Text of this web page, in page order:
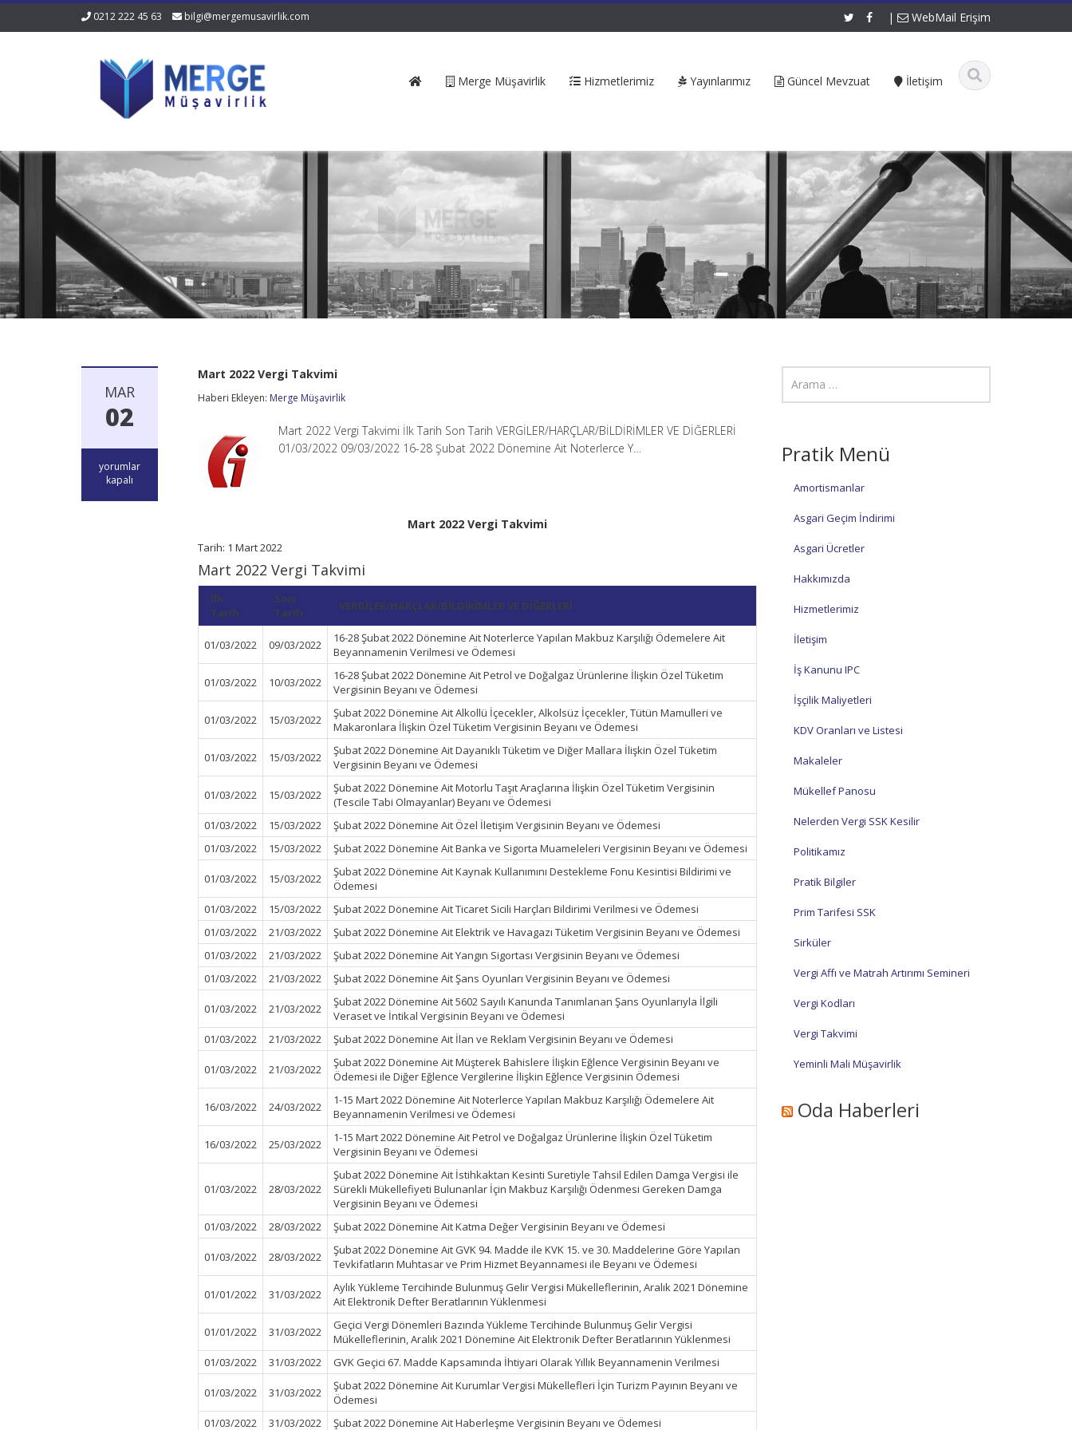
0212 222 45 63 bilgi@mergemusavirlik.com | WebMail Erişim
Merge Müşavirlik Hizmetlerimiz Yayınlarımız Güncel Mevzuat İletişim
MAR
02
Mart
2022
yorumlar
kapalı
Mart 2022 Vergi Takvimi
Haberi Ekleyen: Merge Müşavirlik
Mart 2022 Vergi Takvimi İlk Tarih Son Tarih VERGİLER/HARÇLAR/BİLDİRİMLER VE DİĞERLERİ
01/03/2022 09/03/2022 16-28 Şubat 2022 Dönemine Ait Noterlerce Y…
Mart 2022 Vergi Takvimi
Tarih: 1 Mart 2022
Mart 2022 Vergi Takvimi
İlk
Tarih
Son
Tarih
VERGİLER/HARÇLAR/BİLDİRİMLER VE DİĞERLERİ
01/03/2022 09/03/2022
16-28 Şubat 2022 Dönemine Ait Noterlerce Yapılan Makbuz Karşılığı Ödemelere Ait
Beyannamenin Verilmesi ve Ödemesi
01/03/2022 10/03/2022
16-28 Şubat 2022 Dönemine Ait Petrol ve Doğalgaz Ürünlerine İlişkin Özel Tüketim
Vergisinin Beyanı ve Ödemesi
01/03/2022 15/03/2022
Şubat 2022 Dönemine Ait Alkollü İçecekler, Alkolsüz İçecekler, Tütün Mamulleri ve
Makaronlara İlişkin Özel Tüketim Vergisinin Beyanı ve Ödemesi
01/03/2022 15/03/2022
Şubat 2022 Dönemine Ait Dayanıklı Tüketim ve Diğer Mallara İlişkin Özel Tüketim
Vergisinin Beyanı ve Ödemesi
01/03/2022 15/03/2022
Şubat 2022 Dönemine Ait Motorlu Taşıt Araçlarına İlişkin Özel Tüketim Vergisinin
(Tescile Tabi Olmayanlar) Beyanı ve Ödemesi
01/03/2022
15/03/2022
Şubat 2022 Dönemine Ait Özel İletişim Vergisinin Beyanı ve Ödemesi
01/03/2022
15/03/2022 Şubat 2022 Dönemine Ait Banka ve Sigorta Muameleleri Vergisinin Beyanı ve Ödemesi
01/03/2022 15/03/2022
Şubat 2022 Dönemine Ait Kaynak Kullanımını Destekleme Fonu Kesintisi Bildirimi ve
Ödemesi
01/03/2022
15/03/2022
Şubat 2022 Dönemine Ait Ticaret Sicili Harçları Bildirimi Verilmesi ve Ödemesi
01/03/2022
21/03/2022
Şubat 2022 Dönemine Ait Elektrik ve Havagazı Tüketim Vergisinin Beyanı ve Ödemesi
01/03/2022
21/03/2022
Şubat 2022 Dönemine Ait Yangın Sigortası Vergisinin Beyanı ve Ödemesi
01/03/2022
21/03/2022 Şubat 2022 Dönemine Ait Şans Oyunları Vergisinin Beyanı ve Ödemesi
01/03/2022 21/03/2022
Şubat 2022 Dönemine Ait 5602 Sayılı Kanunda Tanımlanan Şans Oyunlarıyla İlgili
Veraset ve İntikal Vergisinin Beyanı ve Ödemesi
01/03/2022
21/03/2022 Şubat 2022 Dönemine Ait İlan ve Reklam Vergisinin Beyanı ve Ödemesi
01/03/2022 21/03/2022
Şubat 2022 Dönemine Ait Müşterek Bahislere İlişkin Eğlence Vergisinin Beyanı ve
Ödemesi ile Diğer Eğlence Vergilerine İlişkin Eğlence Vergisinin Ödemesi
16/03/2022 24/03/2022
1-15 Mart 2022 Dönemine Ait Noterlerce Yapılan Makbuz Karşılığı Ödemelere Ait
Beyannamenin Verilmesi ve Ödemesi
16/03/2022 25/03/2022
1-15 Mart 2022 Dönemine Ait Petrol ve Doğalgaz Ürünlerine İlişkin Özel Tüketim
Vergisinin Beyanı ve Ödemesi
01/03/2022 28/03/2022
Şubat 2022 Dönemine Ait İstihkaktan Kesinti Suretiyle Tahsil Edilen Damga Vergisi ile
Sürekli Mükellefiyeti Bulunanlar İçin Makbuz Karşılığı Ödenmesi Gereken Damga
Vergisinin Beyanı ve Ödemesi
01/03/2022
28/03/2022 Şubat 2022 Dönemine Ait Katma Değer Vergisinin Beyanı ve Ödemesi
01/03/2022 28/03/2022
Şubat 2022 Dönemine Ait GVK 94. Madde ile KVK 15. ve 30. Maddelerine Göre Yapılan
Tevkifatların Muhtasar ve Prim Hizmet Beyannamesi ile Beyanı ve Ödemesi
01/01/2022 31/03/2022
Aylık Yükleme Tercihinde Bulunmuş Gelir Vergisi Mükelleflerinin, Aralık 2021 Dönemine
Ait Elektronik Defter Beratlarının Yüklenmesi
01/01/2022 31/03/2022
Geçici Vergi Dönemleri Bazında Yükleme Tercihinde Bulunmuş Gelir Vergisi
Mükelleflerinin, Aralık 2021 Dönemine Ait Elektronik Defter Beratlarının Yüklenmesi
01/03/2022
31/03/2022 GVK Geçici 67. Madde Kapsamında İhtiyari Olarak Yıllık Beyannamenin Verilmesi
01/03/2022 31/03/2022
Şubat 2022 Dönemine Ait Kurumlar Vergisi Mükellefleri İçin Turizm Payının Beyanı ve
Ödemesi
01/03/2022
31/03/2022
Şubat 2022 Dönemine Ait Haberleşme Vergisinin Beyanı ve Ödemesi
Pratik Menü
Amortismanlar
Asgari Geçim İndirimi
Asgari Ücretler
Hakkımızda
Hizmetlerimiz
İletişim
İş Kanunu IPC
İşçilik Maliyetleri
KDV Oranları ve Listesi
Makaleler
Mükellef Panosu
Nelerden Vergi SSK Kesilir
Politikamız
Pratik Bilgiler
Prim Tarifesi SSK
Sirküler
Vergi Affı ve Matrah Artırımı Semineri
Vergi Kodları
Vergi Takvimi
Yeminli Mali Müşavirlik
Oda Haberleri